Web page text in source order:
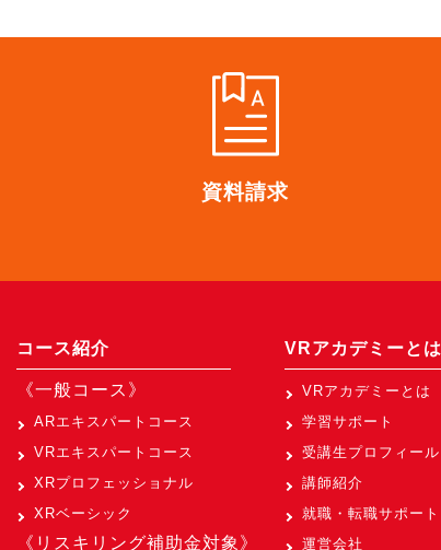
資料請求
コース紹介
《一般コース》
ARエキスパートコース
VRエキスパートコース
XRプロフェッショナル
XRベーシック
《リスキリング補助金対象》
VRアカデミーとは
VRアカデミーとは
学習サポート
受講生プロフィール
講師紹介
就職・転職サポート
運営会社